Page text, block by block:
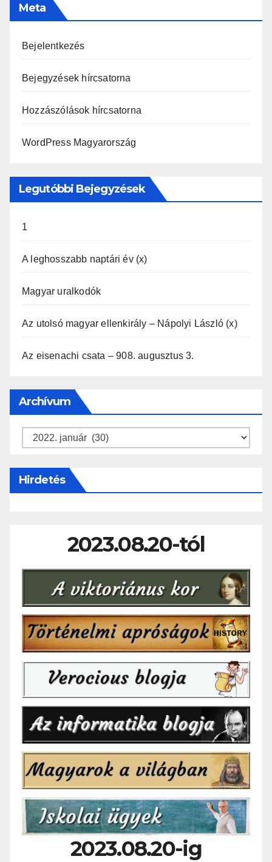
Meta
Bejelentkezés
Bejegyzések hírcsatorna
Hozzászólások hírcsatorna
WordPress Magyarország
Legutóbbi Bejegyzések
1
A leghosszabb naptári év (x)
Magyar uralkodók
Az utolsó magyar ellenkirály – Nápolyi László (x)
Az eisenachi csata – 908. augusztus 3.
Archívum
Archívum
Hirdetés
2023.08.20-tól
2023.08.20-ig